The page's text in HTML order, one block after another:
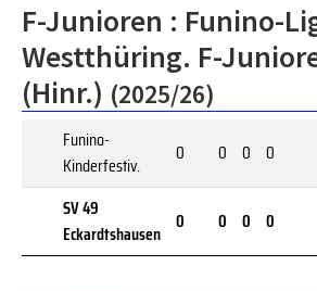
F-Junioren : Funino-
Westthüring. F-
(Hinr.) (2025/26)
Funino-
Kinderfestiv.
0 0 0 0
SV 49
Eckardtshausen 0 0 0 0